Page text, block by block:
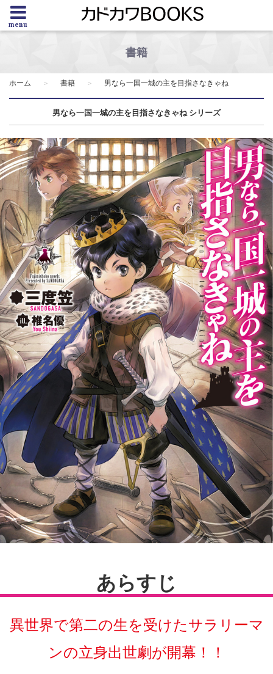
menu
書籍
ホーム 書籍 男なら一国一城の主を目指さなきゃね
男なら一国一城の主を目指さなきゃね シリーズ
あらすじ
異世界で第二の生を受けたサラリーマ
ンの立身出世劇が開幕！！